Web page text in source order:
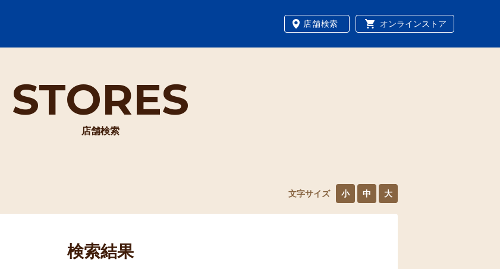
店舗検索 オンラインストア
STORES
店舗検索
文字サイズ 小 中 大
検索結果